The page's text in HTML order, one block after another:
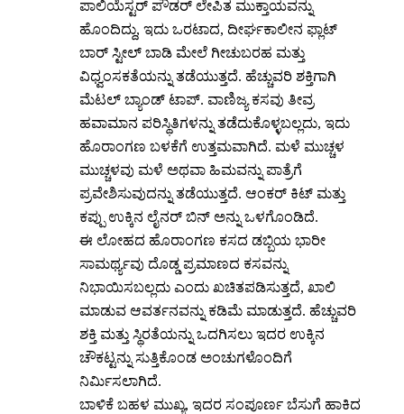
ಪಾಲಿಯೆಸ್ಟರ್ ಪೌಡರ್ ಲೇಪಿತ ಮುಕ್ತಾಯವನ್ನು
ಹೊಂದಿದ್ದು, ಇದು ಒರಟಾದ, ದೀರ್ಘಕಾಲೀನ ಫ್ಲಾಟ್
ಬಾರ್ ಸ್ಟೀಲ್ ಬಾಡಿ ಮೇಲೆ ಗೀಚುಬರಹ ಮತ್ತು
ವಿಧ್ವಂಸಕತೆಯನ್ನು ತಡೆಯುತ್ತದೆ. ಹೆಚ್ಚುವರಿ ಶಕ್ತಿಗಾಗಿ
ಮೆಟಲ್ ಬ್ಯಾಂಡ್ ಟಾಪ್. ವಾಣಿಜ್ಯ ಕಸವು ತೀವ್ರ
ಹವಾಮಾನ ಪರಿಸ್ಥಿತಿಗಳನ್ನು ತಡೆದುಕೊಳ್ಳಬಲ್ಲದು, ಇದು
ಹೊರಾಂಗಣ ಬಳಕೆಗೆ ಉತ್ತಮವಾಗಿದೆ. ಮಳೆ ಮುಚ್ಚಳ
ಮುಚ್ಚಳವು ಮಳೆ ಅಥವಾ ಹಿಮವನ್ನು ಪಾತ್ರೆಗೆ
ಪ್ರವೇಶಿಸುವುದನ್ನು ತಡೆಯುತ್ತದೆ. ಆಂಕರ್ ಕಿಟ್ ಮತ್ತು
ಕಪ್ಪು ಉಕ್ಕಿನ ಲೈನರ್ ಬಿನ್ ಅನ್ನು ಒಳಗೊಂಡಿದೆ.
ಈ ಲೋಹದ ಹೊರಾಂಗಣ ಕಸದ ಡಬ್ಬಿಯ ಭಾರೀ
ಸಾಮರ್ಥ್ಯವು ದೊಡ್ಡ ಪ್ರಮಾಣದ ಕಸವನ್ನು
ನಿಭಾಯಿಸಬಲ್ಲದು ಎಂದು ಖಚಿತಪಡಿಸುತ್ತದೆ, ಖಾಲಿ
ಮಾಡುವ ಆವರ್ತನವನ್ನು ಕಡಿಮೆ ಮಾಡುತ್ತದೆ. ಹೆಚ್ಚುವರಿ
ಶಕ್ತಿ ಮತ್ತು ಸ್ಥಿರತೆಯನ್ನು ಒದಗಿಸಲು ಇದರ ಉಕ್ಕಿನ
ಚೌಕಟ್ಟನ್ನು ಸುತ್ತಿಕೊಂಡ ಅಂಚುಗಳೊಂದಿಗೆ
ನಿರ್ಮಿಸಲಾಗಿದೆ.
ಬಾಳಿಕೆ ಬಹಳ ಮುಖ್ಯ, ಇದರ ಸಂಪೂರ್ಣ ಬೆಸುಗೆ ಹಾಕಿದ